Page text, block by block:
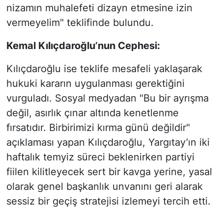
nizamın muhalefeti dizayn etmesine izin
vermeyelim" teklifinde bulundu.
Kemal Kılıçdaroğlu’nun Cephesi:
Kılıçdaroğlu ise teklife mesafeli yaklaşarak
hukuki kararın uygulanması gerektiğini
vurguladı. Sosyal medyadan "Bu bir ayrışma
değil, asırlık çınar altında kenetlenme
fırsatıdır. Birbirimizi kırma günü değildir"
açıklaması yapan Kılıçdaroğlu, Yargıtay’ın iki
haftalık temyiz süreci beklenirken partiyi
fiilen kilitleyecek sert bir kavga yerine, yasal
olarak genel başkanlık unvanını geri alarak
sessiz bir geçiş stratejisi izlemeyi tercih etti.